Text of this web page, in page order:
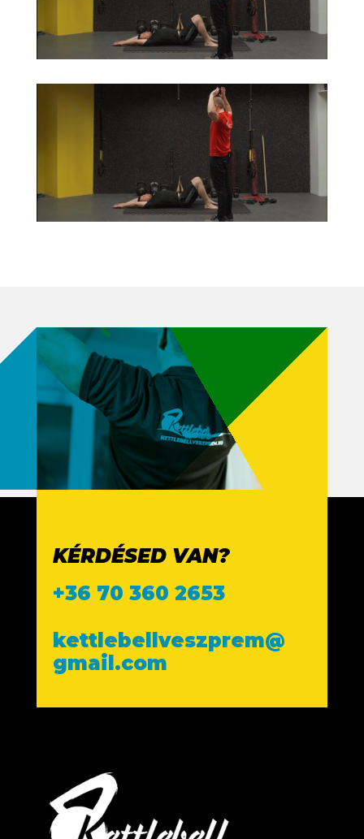
KÉRDÉSED VAN?
+36 70 360 2653
kettlebellveszprem@
gmail.com